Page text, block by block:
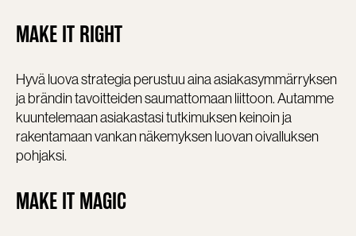
MAKE IT RIGHT
Hyvä luova strategia perustuu aina asiakasymmärryksen
ja brändin tavoitteiden saumattomaan liittoon. Autamme
kuuntelemaan asiakastasi tutkimuksen keinoin ja
rakentamaan vankan näkemyksen luovan oivalluksen
pohjaksi.
MAKE IT MAGIC